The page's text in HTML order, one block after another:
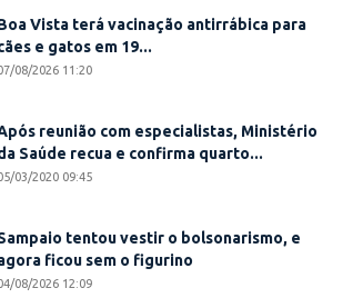
Vista terá vacinação antirrábica para
e gatos em 19...
08/2026 11:20
reunião com especialistas, Ministério
Saúde recua e confirma quarto...
03/2020 09:45
tentou vestir o bolsonarismo, e
ficou sem o figurino
08/2026 12:09